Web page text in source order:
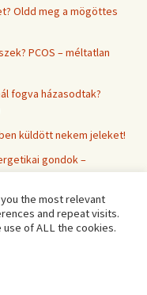
Oldd meg a mögöttes
PCOS – méltatlan
fogva házasodtak?
küldött nekem jeleket!
gondok –
perc alatt
Semmit nem lehet
lenni egy
the most relevant
and repeat visits.
use of ALL the cookies.